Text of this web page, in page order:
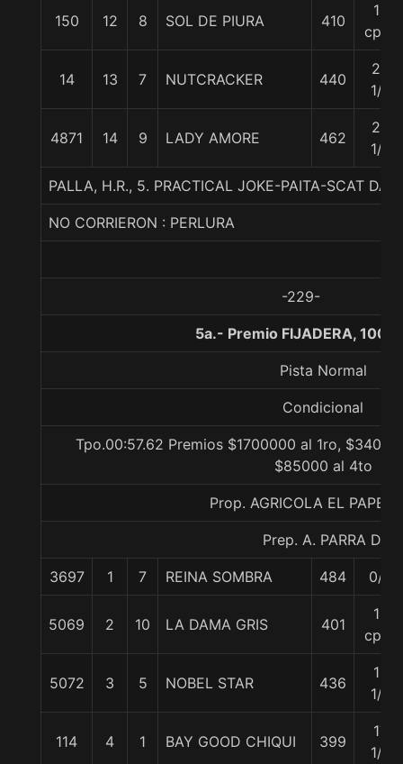
150 12 8 SOL DE PIURA 410
14
cpos
14 13 7 NUTCRACKER 440
23
1/4
4871 14 9 LADY AMORE 462
23
1/2
PALLA, H.R., 5. PRACTICAL JOKE-PAITA-SCAT
NO CORRIERON : PERLURA
-229-
5a.- Premio FIJADERA,
Pista Normal
Condicional
Tpo.00:57.62 Premios $1700000 al 1ro,
$85000 al 4to
Prop. AGRICOLA EL
Prep. A. PARRA D.
3697 1 7 REINA SOMBRA 484 0/0
5069 2 10 LA DAMA GRIS 401
13
cpos
5072 3 5 NOBEL STAR 436
16
1/4
114 4 1 BAY GOOD CHIQUI 399
17
1/2